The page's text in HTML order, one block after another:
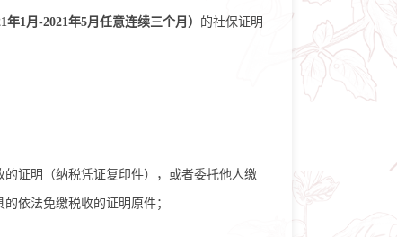
年1月-2021年5月 任意连续三个月） 的社保证明
的证明（纳税凭证复印件），或者委托他人缴
依法免缴税收的证明原件；